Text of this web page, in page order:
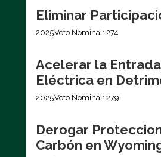
Eliminar
2025Voto Nominal: 274
Acelerar la
Eléctrica en
2025Voto Nominal: 279
Derogar
Carbón en